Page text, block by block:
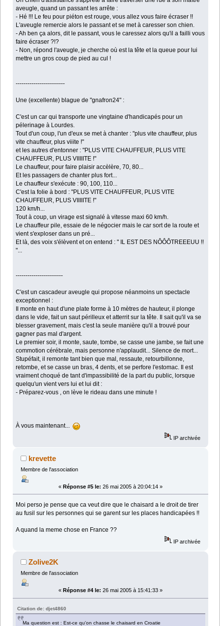
aveugle, quand un passant les arrête :
- Hé !!! Le feu pour piéton est rouge, vous allez vous faire écraser !!
L'aveugle remercie alors le passant et se met à caresser son chien.
- Ah ben ça alors, dit le passant, vous le caressez alors qu'il a failli vous
faire écraser ?!?
- Non, répond l'aveugle, je cherche où est la tête et la queue pour lui
mettre un gros coup de pied au cul !
-------------------------
Une (excellente) blague de "gnafron24" :
C'est un car qui transporte une vingtaine d'handicapés pour un
pélerinage à Lourdes.
Tout d'un coup, l'un d'eux se met à chanter : "plus vite chauffeur, plus
vite chauffeur, plus viiite !"
et les autres d'entonner : "PLUS VITE CHAUFFEUR, PLUS VITE
CHAUFFEUR, PLUS VIIIIITE !"
Le chauffeur, pour faire plaisir accèlère, 70, 80...
Et les passagers de chanter plus fort...
Le chauffeur s'exécute : 90, 100, 110...
C'est la folie à bord : "PLUS VITE CHAUFFEUR, PLUS VITE
CHAUFFEUR, PLUS VIIIIITE !"
120 km/h...
Tout à coup, un virage est signalé à vitesse maxi 60 km/h.
Le chauffeur pile, essaie de le négocier mais le car sort de la route et
vient s'exploser dans un pré...
Et là, des voix s'élèvent et on entend : " IL EST DES NÔÔÔTREEEUU !!
"...
------------------------
C'est un cascadeur aveugle qui propose néanmoins un spectacle
exceptionnel :
Il monte en haut d'une plate forme à 10 mètres de hauteur, il plonge
dans le vide, fait un saut périlleux et atterrit sur la tête. Il sait qu'il va se
blesser gravement, mais c'est la seule manière qu'il a trouvé pour
gagner pas mal d'argent.
Le premier soir, il monte, saute, tombe, se casse une jambe, se fait une
commotion cérébrale, mais personne n'applaudit... Silence de mort...
Stupéfait, il remonte tant bien que mal, ressaute, retourbillonne,
retombe, et se casse un bras, 4 dents, et se perfore l'estomac. Il est
vraiment choqué de tant d'impassibilité de la part du public, lorsque
quelqu'un vient vers lui et lui dit :
- Préparez-vous , on lève le rideau dans une minute !
À vous maintenant...
IP archivée
krevette
Membre de l'association
« Réponse #5 le: 26 mai 2005 à 20:04:14 »
Moi perso je pense que ca veut dire que le chaisard a le droit de tirer
au fusil sur les personnes qui se garent sur les places handicapées !!
A quand la meme chose en France ??
IP archivée
Zolive2K
Membre de l'association
« Réponse #4 le: 26 mai 2005 à 15:41:33 »
Citation de: djet4860
Ma question est : Est-ce qu'on chasse le chaisard en Croatie